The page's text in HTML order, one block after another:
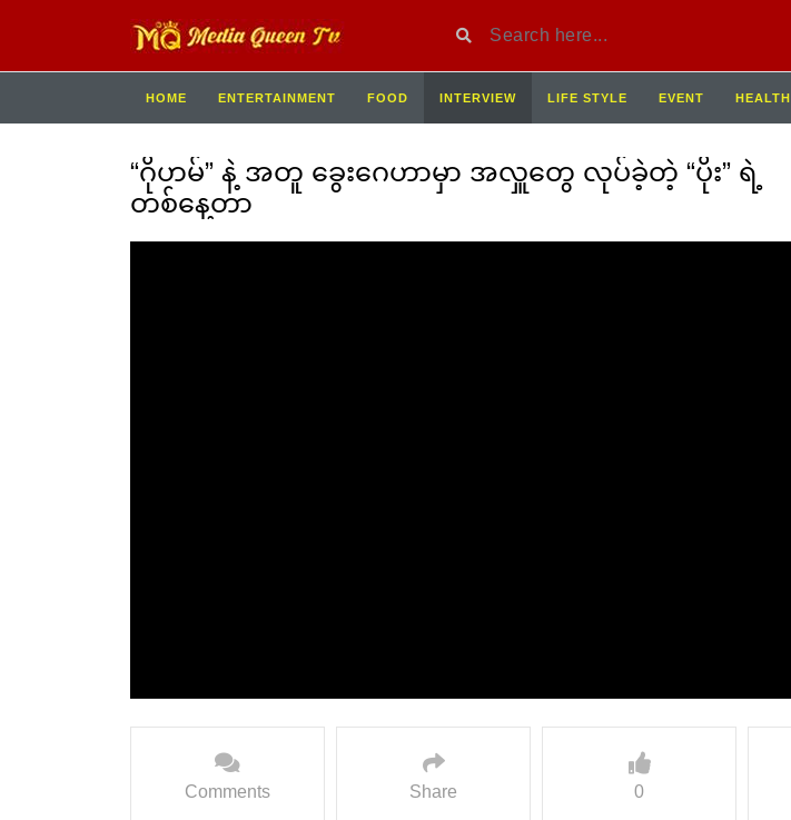
HOME ENTERTAINMENT FOOD INTERVIEW LIFE STYLE EVENT HEALTH
“ဂိုဟမ်” နဲ့ အတူ ခွေးဂေဟာမှာ အလှူတွေ လုပ်ခဲ့တဲ့ “ပိုး” ရဲ့
တစ်နေ့တာ
Comments Share 0